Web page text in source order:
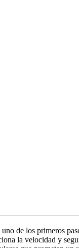
de los primeros
la velocidad y